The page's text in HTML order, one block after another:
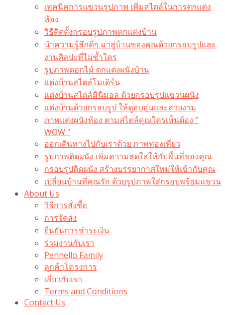
เทคนิคการแขวนรูปภาพ เพิ่มสไตล์ในการตกแต่ง
ห้อง
วิธีติดตั้งกรอบรูปภาพตกแต่งบ้าน
นำความรู้สึกดีๆ มาสู่บ้านของคุณด้วยกรอบรูปและ
งานศิลปะที่ไม่ซ้ำใคร
รูปภาพดอกไม้ ตกแต่งผนังบ้าน
แต่งบ้านสไตล์โมเดิร์น
แต่งบ้านสไตล์มินิมอล ด้วยกรอบรูปแขวนผนัง
แต่งบ้านด้วยกรอบรูป ให้ดูอบอุ่นและสวยงาม
ภาพแต่งผนังห้อง ตามสไตล์คุณใครเห็นต้อง ”
WOW “
ออกเดินทางไปกับเราด้วย ภาพท่องเที่ยว
รูปภาพติดผนัง เพิ่มความสดใสให้กับพื้นที่ของคุณ
กรอบรูปติดผนัง สร้างบรรยากาศใหม่ให้เข้ากับคุณ
เปลี่ยนบ้านที่คุณรัก ด้วยรูปภาพใส่กรอบพร้อมแขวน​
About Us
วิธีการสั่งซื้อ
การจัดส่ง
ยืนยันการชำระเงิน
ร่วมงานกับเรา
Pennello Family
ลูกค้าโครงการ
เกี่ยวกับเรา
Terms and Conditions
Contact Us